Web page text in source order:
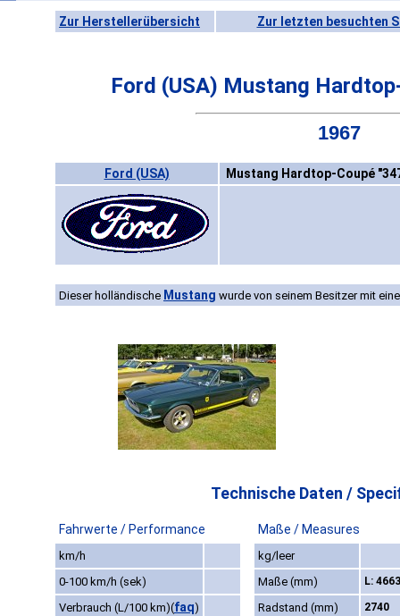
Zur Herstellerübersicht Zur letzten besuchten
Ford (USA) Mustang
1967
Ford (USA) Mustang Hardtop-Coupé
Dieser holländische Mustang wurde von seinem Besitzer mit
Technische Daten /
Fahrwerte / Performance Maße / Measures
km/h
kg/leer
0-100 km/h (sek)
Maße (mm) L:
Verbrauch (L/100 km)(faq) Radstand (mm) 2740